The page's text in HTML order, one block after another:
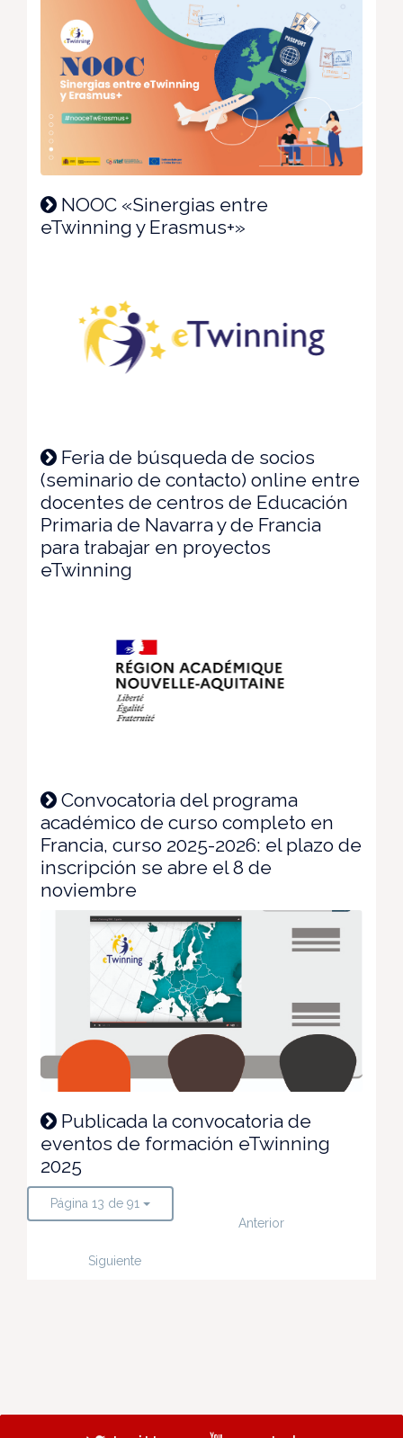
NOOC «Sinergias entre
eTwinning y Erasmus+»
Feria de búsqueda de socios
(seminario de contacto) online entre
docentes de centros de Educación
Primaria de Navarra y de Francia
para trabajar en proyectos
eTwinning
Convocatoria del programa
académico de curso completo en
Francia, curso 2025-2026: el plazo de
inscripción se abre el 8 de
noviembre
Publicada la convocatoria de
eventos de formación eTwinning
2025
Página 13 de 91
Anterior
Siguiente